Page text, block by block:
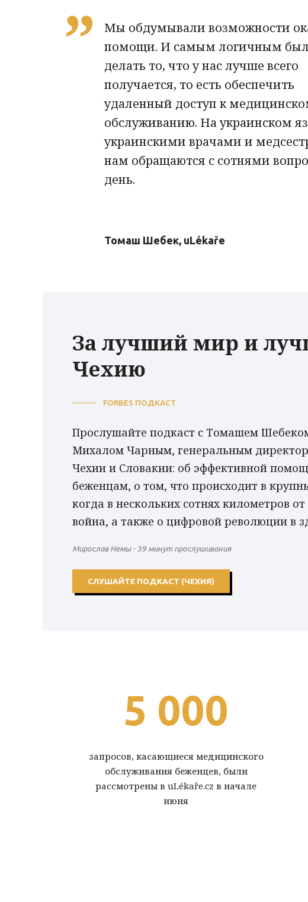
Мы обдумывали возможности
помощи. И самым логичным
делать то, что у нас лучше всего
получается, то есть обеспечить
удаленный доступ к
обслуживанию. На украинском
украинскими врачами и
нам обращаются с сотнями
день.
Томаш Шебек, uLékaře
За лучший мир и
Чехию
FORBES ПОДКАСТ
Прослушайте подкаст с Томашем
Михалом Чарным, генеральным
Чехии и Словакии: об эффективной
беженцам, о том, что происходит в
когда в нескольких сотнях километров
война, а также о цифровой революции в
Мирослав Немы - 39 минут прослушивания
СЛУШАЙТЕ ПОДКАСТ (ЧЕХИЯ)
5 000
запросов, касающиеся медицинского
обслуживания беженцев, были
рассмотрены в uLékaře.cz в начале
июня